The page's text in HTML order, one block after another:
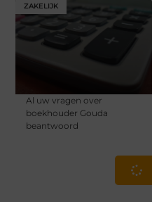
ZAKELIJK
Al uw vragen over
boekhouder Gouda
beantwoord